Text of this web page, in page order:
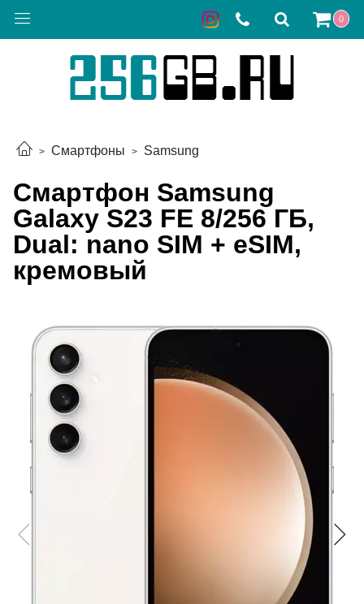
0
Смартфоны Samsung
Смартфон Samsung
Galaxy S23 FE 8/256 ГБ,
Dual: nano SIM + eSIM,
кремовый